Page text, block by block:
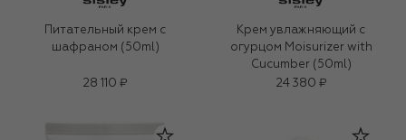
Питательный крем с
шафраном (50ml)
28 110 ₽
Крем увлажняющий с
огурцом Moisurizer with
Cucumber (50ml)
24 380 ₽